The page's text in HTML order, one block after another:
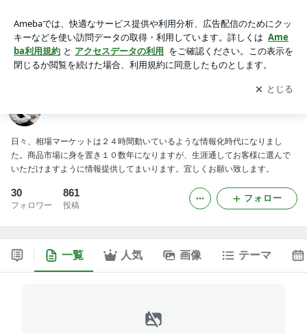
アプリをダウンロードして ブログの更新通知
を受け取りまし
ょう。
開く
日々、相場マーケットは２４時間動いているような情報化時代になりまし
た。商品市場に身を置き１０数年になりますが、生涯通してお客様に選んで
いただけますように情報提供してまいります。宜しくお願い致します。
30
フォロワー
861
投稿
フォロー
一覧 人気 画像 テーマ